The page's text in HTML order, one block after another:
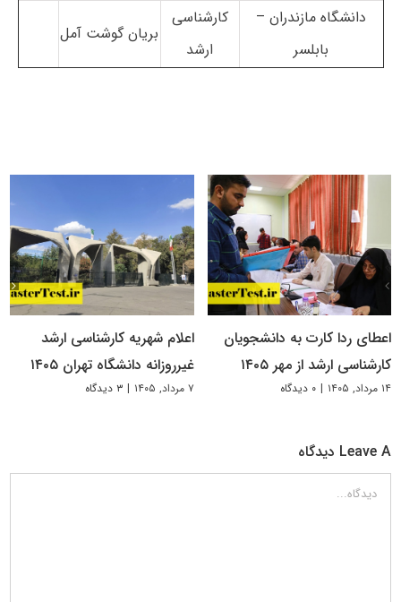
دانشگاه مازندران –
بابلسر
کارشناسی
ارشد
بریان گوشت آمل
اعطای ردا کارت به دانشجویان
کارشناسی ارشد از مهر ۱۴۰۵
۱۴ مرداد, ۱۴۰۵ | ۰ دیدگاه
اعلام شهریه کارشناسی ارشد
غیرروزانه دانشگاه تهران ۱۴۰۵
۷ مرداد, ۱۴۰۵ | ۳ دیدگاه
Leave A دیدگاه
دیدگاه